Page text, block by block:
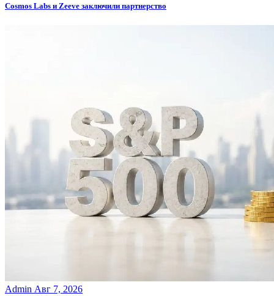
Cosmos Labs и Zeeve заключили партнерство
Admin Авг 7, 2026